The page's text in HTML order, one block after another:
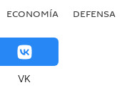
ECONOMÍA DEFENSA
VK